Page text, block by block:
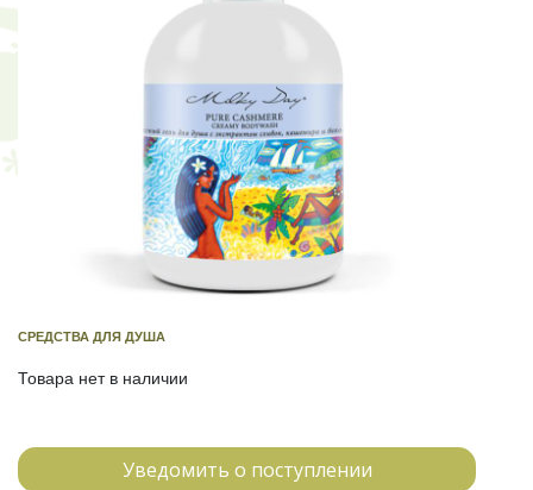
СРЕДСТВА ДЛЯ ДУША
Товара нет в наличии
Уведомить о поступлении